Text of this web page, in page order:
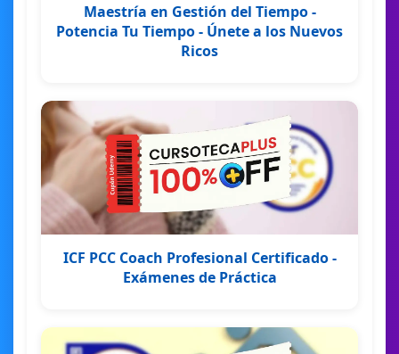
Maestría en Gestión del Tiempo -
Potencia Tu Tiempo - Únete a los Nuevos
Ricos
ICF PCC Coach Profesional Certificado -
Exámenes de Práctica